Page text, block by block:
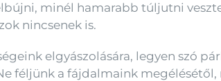
minél hamarabb túljutni
nincsenek is.
elgyászolására, legyen szó
féljünk a fájdalmaink megélésétől,